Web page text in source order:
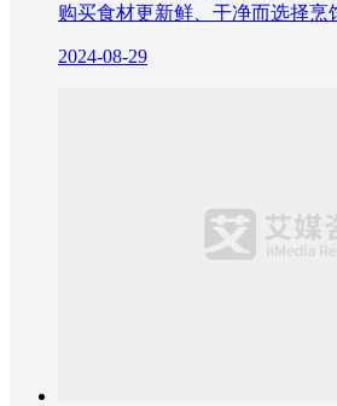
购买食材更新鲜、干净而选择烹
2024-08-29